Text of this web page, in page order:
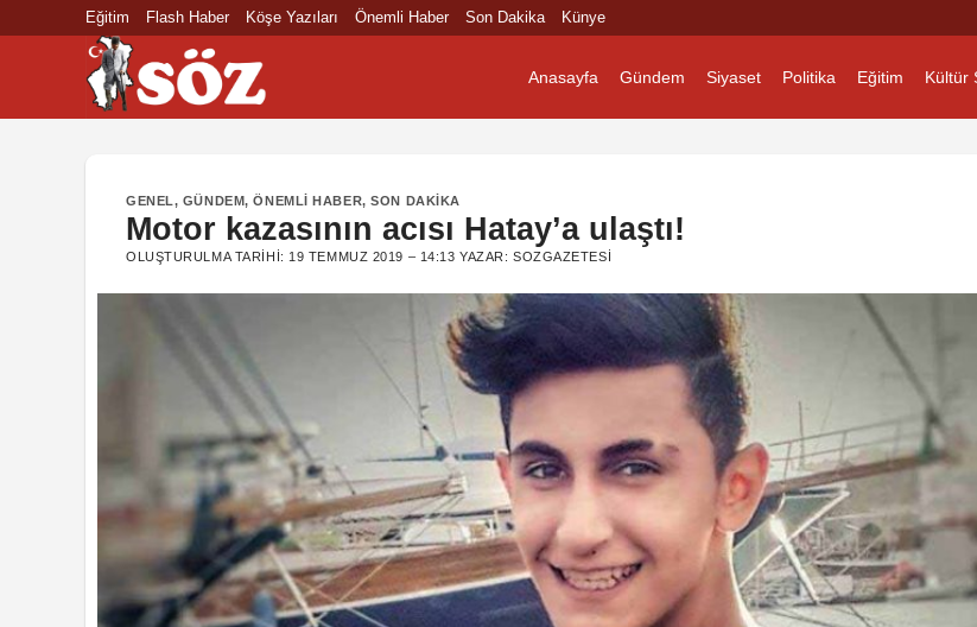
Eğitim Flash Haber Köşe Yazıları Önemli Haber Son Dakika Künye
Anasayfa Gündem Siyaset Politika Eğitim Kültür
GENEL, GÜNDEM,ÖNEMLI HABER,SON DAKIKA
Motor kazasının acısı Hatay’a ulaştı!
OLUŞTURULMA TARIHI: 19 TEMMUZ 2019 – 14:13 YAZAR:SOZGAZETESI